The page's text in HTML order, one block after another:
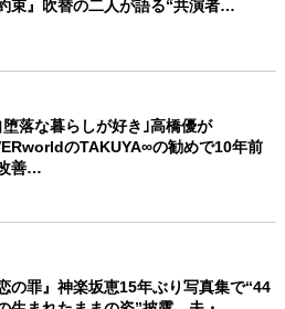
束』吹替の二人が語る“共演者…
堕落な暮らしが好き｣高橋優が
のTAKUYA∞の勧めで10年前
善…
恋の罪』神楽坂恵15年ぶり写真集で“44